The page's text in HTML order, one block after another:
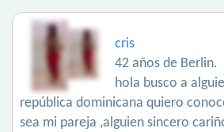
cris
42 años de Berlin.
hola busco a
república dominicana quiero
sea mi pareja ,alguien sincero